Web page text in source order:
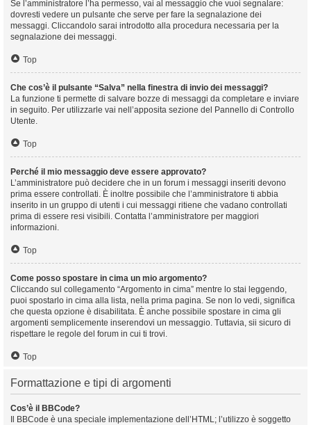
Se l’amministratore l’ha permesso, vai al messaggio che vuoi segnalare:
dovresti vedere un pulsante che serve per fare la segnalazione dei
messaggi. Cliccandolo sarai introdotto alla procedura necessaria per la
segnalazione dei messaggi.
Top
Che cos’è il pulsante “Salva” nella finestra di invio dei messaggi?
La funzione ti permette di salvare bozze di messaggi da completare e inviare
in seguito. Per utilizzarle vai nell’apposita sezione del Pannello di Controllo
Utente.
Top
Perché il mio messaggio deve essere approvato?
L’amministratore può decidere che in un forum i messaggi inseriti devono
prima essere controllati. È inoltre possibile che l’amministratore ti abbia
inserito in un gruppo di utenti i cui messaggi ritiene che vadano controllati
prima di essere resi visibili. Contatta l’amministratore per maggiori
informazioni.
Top
Come posso spostare in cima un mio argomento?
Cliccando sul collegamento “Argomento in cima” mentre lo stai leggendo,
puoi spostarlo in cima alla lista, nella prima pagina. Se non lo vedi, significa
che questa opzione è disabilitata. È anche possibile spostare in cima gli
argomenti semplicemente inserendovi un messaggio. Tuttavia, sii sicuro di
rispettare le regole del forum in cui ti trovi.
Top
Formattazione e tipi di argomenti
Cos’è il BBCode?
Il BBCode è una speciale implementazione dell’HTML; l’utilizzo è soggetto